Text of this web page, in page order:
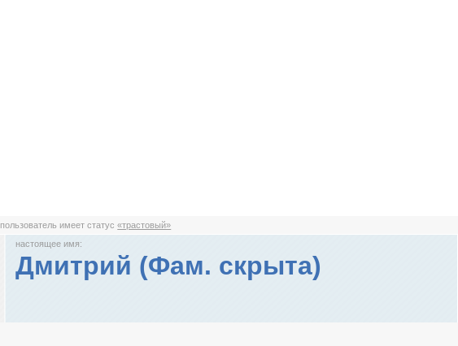
пользователь имеет статус«трастовый»
настоящее имя:
Дмитрий (Фам. скрыта)